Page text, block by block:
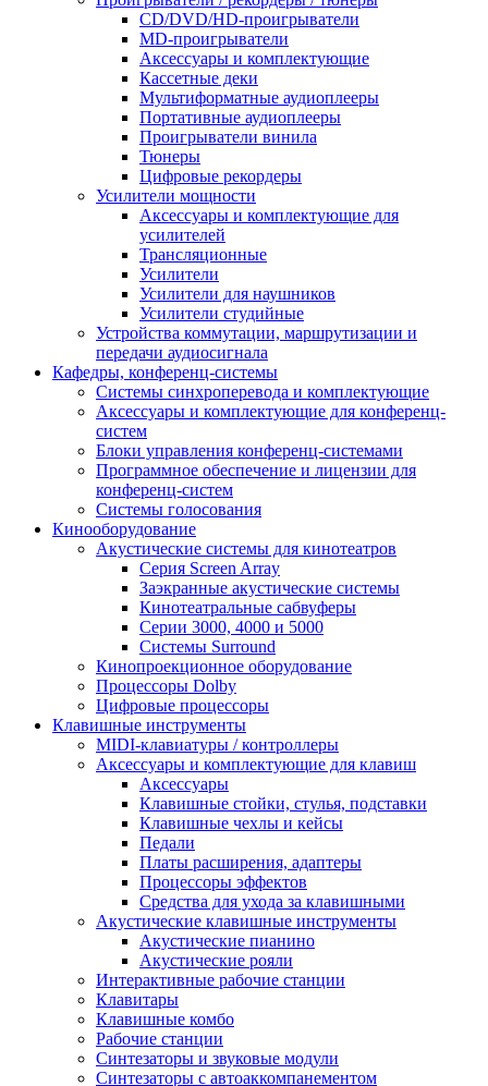
CD/DVD/HD-проигрыватели
MD-проигрыватели
Аксессуары и комплектующие
Кассетные деки
Мультиформатные аудиоплееры
Портативные аудиоплееры
Проигрыватели винила
Тюнеры
Цифровые рекордеры
Усилители мощности
Аксессуары и комплектующие для
усилителей
Трансляционные
Усилители
Усилители для наушников
Усилители студийные
Устройства коммутации, маршрутизации и
передачи аудиосигнала
Кафедры, конференц-системы
Cистемы синхроперевода и комплектующие
Аксессуары и комплектующие для конференц-
систем
Блоки управления конференц-системами
Программное обеспечение и лицензии для
конференц-систем
Системы голосования
Кинооборудование
Акустические системы для кинотеатров
Cерия Screen Array
Заэкранные акустические системы
Кинотеатральные сабвуферы
Серии 3000, 4000 и 5000
Системы Surround
Кинопроекционное оборудование
Процессоры Dolby
Цифровые процессоры
Клавишные инструменты
MIDI-клавиатуры / контроллеры
Аксессуары и комплектующие для клавиш
Аксессуары
Клавишные стойки, стулья, подставки
Клавишные чехлы и кейсы
Педали
Платы расширения, адаптеры
Процессоры эффектов
Средства для ухода за клавишными
Акустические клавишные инструменты
Акустические пианино
Акустические рояли
Интерактивные рабочие станции
Клавитары
Клавишные комбо
Рабочие станции
Синтезаторы и звуковые модули
Синтезаторы с автоаккомпанементом